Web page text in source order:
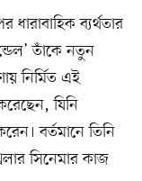
ধারাবাহিক ব্যর্থতার
তাঁকে নতুন
নির্মিত এই
যিনি
বর্তমানে তিনি
সিনেমার কাজ